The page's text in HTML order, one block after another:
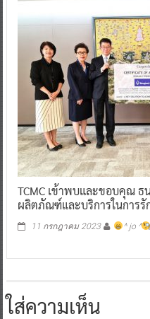
TCMC เข้าพบและขอบคุณ ธ
ผลิตภัณฑ์และบริการในการรั
11 กรกฎาคม 2023 ^ jo ^
ใส่ความเห็น